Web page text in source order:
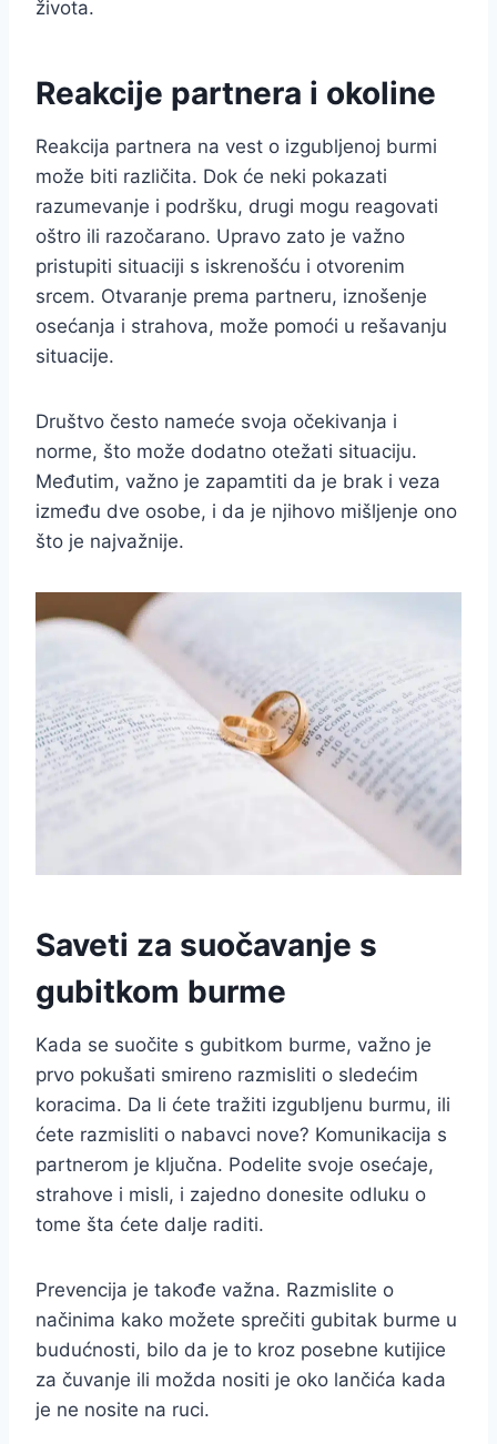
života.
Reakcije partnera i okoline
Reakcija partnera na vest o izgubljenoj burmi
može biti različita. Dok će neki pokazati
razumevanje i podršku, drugi mogu reagovati
oštro ili razočarano. Upravo zato je važno
pristupiti situaciji s iskrenošću i otvorenim
srcem. Otvaranje prema partneru, iznošenje
osećanja i strahova, može pomoći u rešavanju
situacije.
Društvo često nameće svoja očekivanja i
norme, što može dodatno otežati situaciju.
Međutim, važno je zapamtiti da je brak i veza
između dve osobe, i da je njihovo mišljenje ono
što je najvažnije.
Saveti za suočavanje s
gubitkom burme
Kada se suočite s gubitkom burme, važno je
prvo pokušati smireno razmisliti o sledećim
koracima. Da li ćete tražiti izgubljenu burmu, ili
ćete razmisliti o nabavci nove? Komunikacija s
partnerom je ključna. Podelite svoje osećaje,
strahove i misli, i zajedno donesite odluku o
tome šta ćete dalje raditi.
Prevencija je takođe važna. Razmislite o
načinima kako možete sprečiti gubitak burme u
budućnosti, bilo da je to kroz posebne kutijice
za čuvanje ili možda nositi je oko lančića kada
je ne nosite na ruci.